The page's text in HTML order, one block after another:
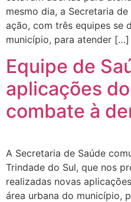
mesmo dia, a Secretaria
ação, com três equipes se
município, para atender […]
Equipe de
aplicações
combate à
A Secretaria de Saúde
Trindade do Sul, que nos
realizadas novas
área urbana do município,